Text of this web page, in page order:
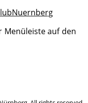
Menüleiste auf den